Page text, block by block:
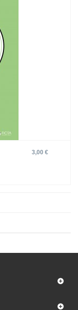
3,00 €